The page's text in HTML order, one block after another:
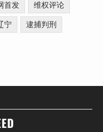
首发 维权评论
宁 逮捕判刑